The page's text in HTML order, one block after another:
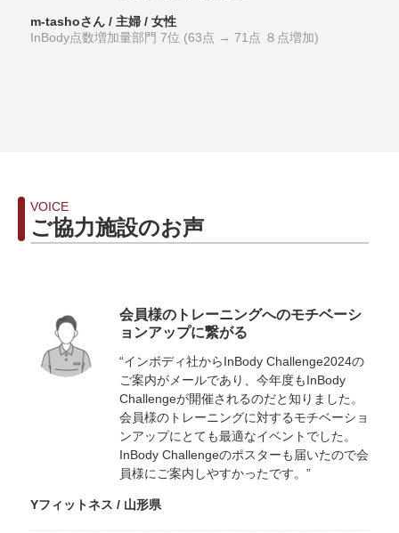
m-tashoさん / 主婦 / 女性
InBody点数増加量部門 7位 (63点 → 71点 ８点増加)
VOICE
ご協力施設のお声
会員様のトレーニングへのモチベーシ
ョンアップに繋がる
“インボディ社からInBody Challenge2024の
ご案内がメールであり、今年度もInBody
Challengeが開催されるのだと知りました。
会員様のトレーニングに対するモチベーショ
ンアップにとても最適なイベントでした。
InBody Challengeのポスターも届いたので会
員様にご案内しやすかったです。”
Yフィットネス / 山形県